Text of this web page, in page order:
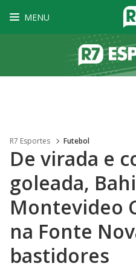
MENU
R7 Esportes Futebol
De virada e
goleada,
Montevideo
na Fonte
bastidores